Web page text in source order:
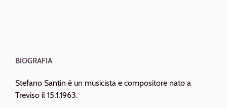
BIOGRAFIA
Stefano Santin è un musicista e compositore nato a
Treviso il 15.1.1963.